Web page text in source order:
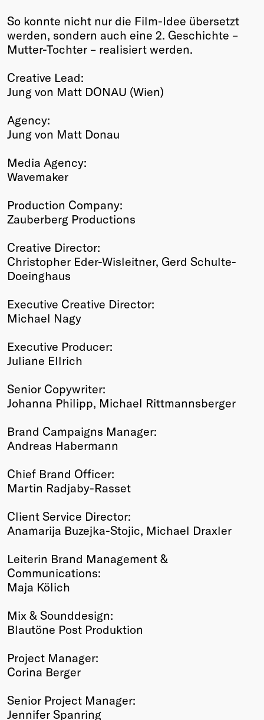
So konnte nicht nur die Film-Idee übersetzt
werden, sondern auch eine 2. Geschichte –
Mutter-Tochter – realisiert werden.
Creative Lead:
Jung von Matt DONAU (Wien)
Agency:
Jung von Matt Donau
Media Agency:
Wavemaker
Production Company:
Zauberberg Productions
Creative Director:
Christopher Eder-Wisleitner, Gerd Schulte-
Doeinghaus
Executive Creative Director:
Michael Nagy
Executive Producer:
Juliane Ellrich
Senior Copywriter:
Johanna Philipp, Michael Rittmannsberger
Brand Campaigns Manager:
Andreas Habermann
Chief Brand Officer:
Martin Radjaby-Rasset
Client Service Director:
Anamarija Buzejka-Stojic, Michael Draxler
Leiterin Brand Management &
Communications:
Maja Kölich
Mix & Sounddesign:
Blautöne Post Produktion
Project Manager:
Corina Berger
Senior Project Manager:
Jennifer Spanring